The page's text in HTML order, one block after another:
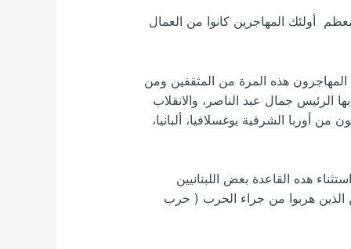
التي كانت تسمى سوريا[2] في ذلك الوقت. ومعظم أولئك المهاجرين كانوا من العمال
الأولى كان المهاجرون هذه المرة من المثقفين ومن
الرئيس جمال عبد الناصر، والانقلاب
من أوربا الشرقية يوغسلافيا، ألبانيا،
استثناء هده القاعدة بعض اللبنانيين
الذين هربوا من جراء الحرب ( حرب